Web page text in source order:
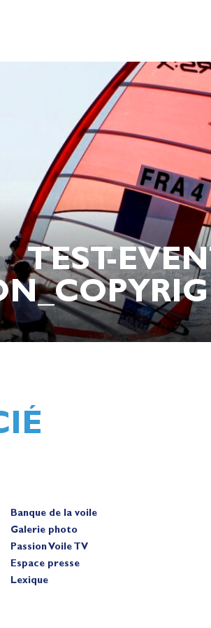
TEST-
Mathilde
Berthomieu,
Banque de la voile
Galerie photo
Passion Voile TV
Espace presse
Lexique